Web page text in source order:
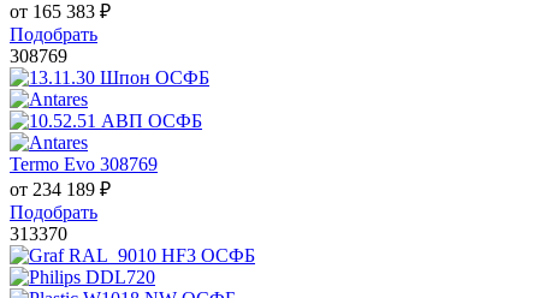
от 165 383 ₽
Подобрать
308769
Termo Evo 308769
от 234 189 ₽
Подобрать
313370